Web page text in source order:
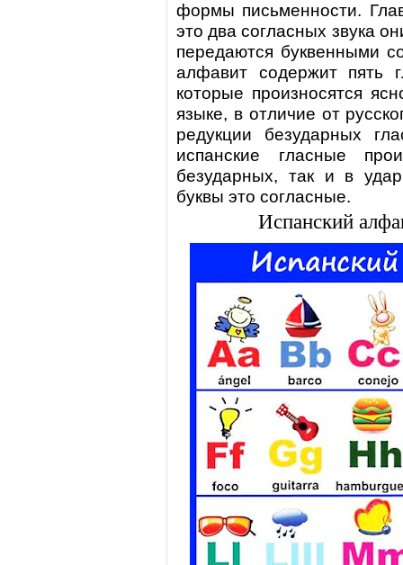
формы письменности.
это два согласных звука
передаются буквенными
алфавит содержит
которые произносятся
языке, в отличие от
редукции безударных
испанские гласные
безударных, так и в
буквы это согласные.
Испанский